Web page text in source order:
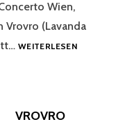
Wien,
Vrovro (Lavanda
WEITERLESENVROVRO
VROVRO